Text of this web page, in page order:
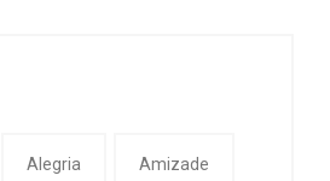
Alegria Amizade